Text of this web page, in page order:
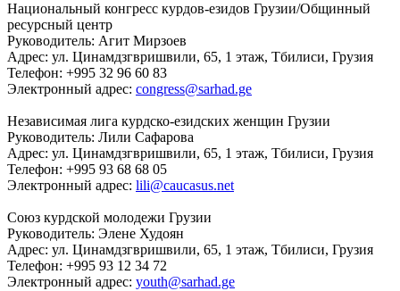
Национальный конгресс курдов-езидов Грузии/Общинный
ресурсный центр
Руководитель: Агит Мирзоев
Адрес: ул. Цинамдзгвришвили, 65, 1 этаж, Тбилиси, Грузия
Телефон: +995 32 96 60 83
Электронный адрес: congress@sarhad.ge
Независимая лига курдско-езидских женщин Грузии
Руководитель: Лили Сафарова
Адрес: ул. Цинамдзгвришвили, 65, 1 этаж, Тбилиси, Грузия
Телефон: +995 93 68 68 05
Электронный адрес: lili@caucasus.net
Союз курдской молодежи Грузии
Руководитель: Элене Худоян
Адрес: ул. Цинамдзгвришвили, 65, 1 этаж, Тбилиси, Грузия
Телефон: +995 93 12 34 72
Электронный адрес: youth@sarhad.ge